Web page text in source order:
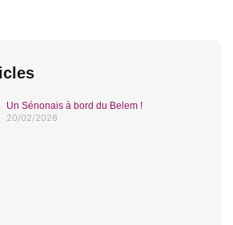
Un Sénonais à bord du Belem !
20/02/2026